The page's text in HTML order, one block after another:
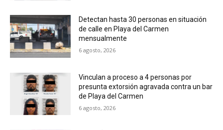
Detectan hasta 30 personas en situación
de calle en Playa del Carmen
mensualmente
6 agosto, 2026
Vinculan a proceso a 4 personas por
presunta extorsión agravada contra un bar
de Playa del Carmen
6 agosto, 2026